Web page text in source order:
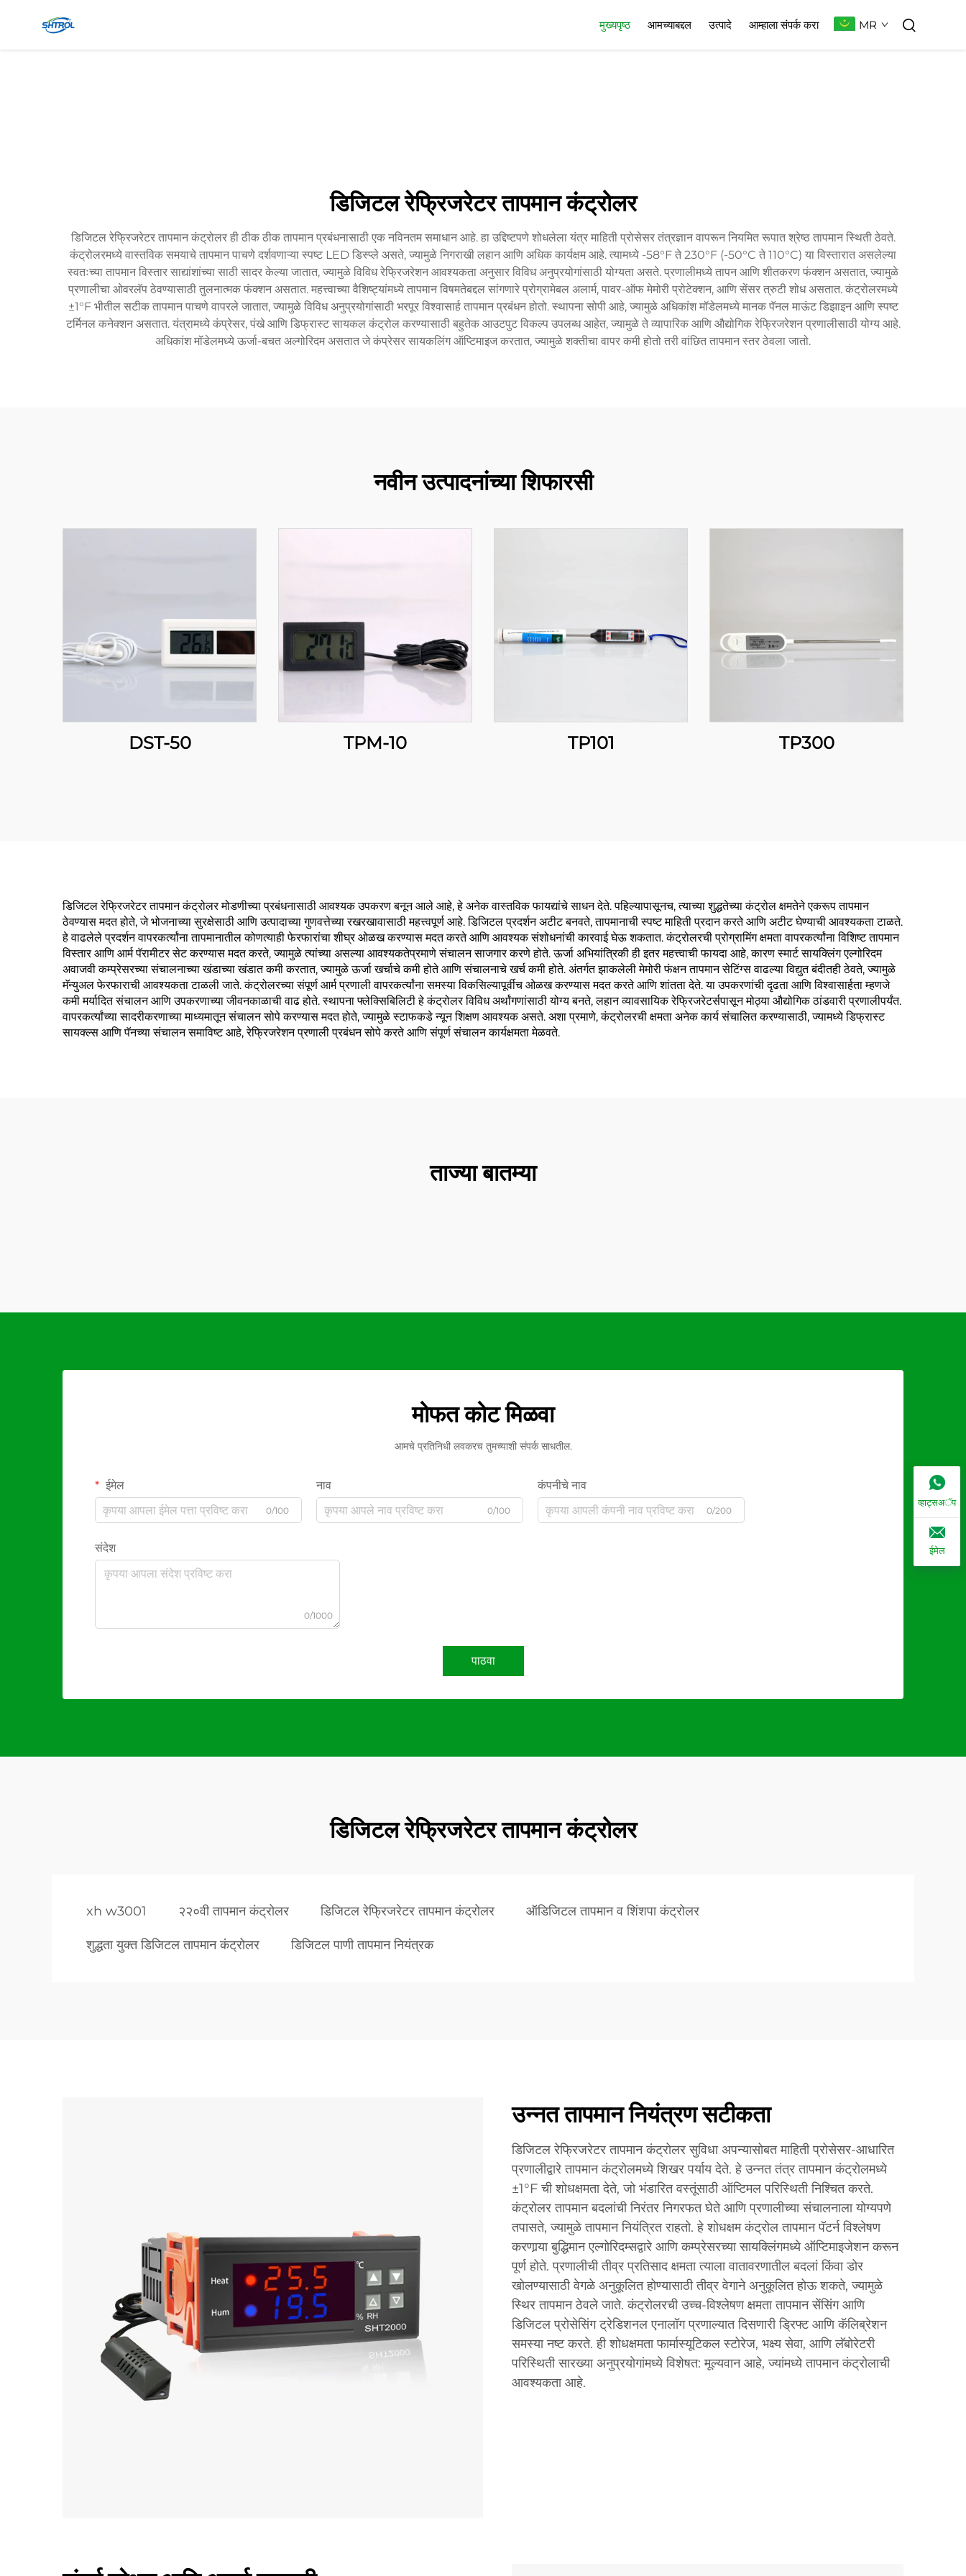
मुख्यपृष्ठ आमच्याबद्दल उत्पादे आम्हाला संपर्क करा MR
डिजिटल रेफ्रिजरेटर तापमान कंट्रोलर
डिजिटल रेफ्रिजरेटर तापमान कंट्रोलर ही ठीक ठीक तापमान प्रबंधनासाठी एक नविनतम समाधान आहे. हा उद्दिष्टपणे शोधलेला यंत्र माहिती प्रोसेसर तंत्रज्ञान वापरून नियमित रूपात श्रेष्ठ तापमान स्थिती ठेवते.
कंट्रोलरमध्ये वास्तविक समयाचे तापमान पाचणे दर्शवणाऱ्या स्पष्ट LED डिस्प्ले असते, ज्यामुळे निगराखी लहान आणि अधिक कार्यक्षम आहे. त्यामध्ये -58°F ते 230°F (-50°C ते 110°C) या विस्तारात असलेल्या
स्वतःच्या तापमान विस्तार साद्यांशांच्या साठी सादर केल्या जातात, ज्यामुळे विविध रेफ्रिजरेशन आवश्यकता अनुसार विविध अनुप्रयोगांसाठी योग्यता असते. प्रणालीमध्ये तापन आणि शीतकरण फंक्शन असतात, ज्यामुळे
प्रणालीचा ओवरलॅप ठेवण्यासाठी तुलनात्मक फंक्शन असतात. महत्त्वाच्या वैशिष्ट्यांमध्ये तापमान विषमतेबद्दल सांगणारे प्रोग्रामेबल अलार्म, पावर-ऑफ मेमोरी प्रोटेक्शन, आणि सेंसर त्रुटी शोध असतात. कंट्रोलरमध्ये
±1°F भीतील सटीक तापमान पाचणे वापरले जातात, ज्यामुळे विविध अनुप्रयोगांसाठी भरपूर विश्वासार्ह तापमान प्रबंधन होतो. स्थापना सोपी आहे, ज्यामुळे अधिकांश मॉडेलमध्ये मानक पॅनल माऊंट डिझाइन आणि स्पष्ट
टर्मिनल कनेक्शन असतात. यंत्रामध्ये कंप्रेसर, पंखे आणि डिफ्रास्ट सायकल कंट्रोल करण्यासाठी बहुतेक आउटपुट विकल्प उपलब्ध आहेत, ज्यामुळे ते व्यापारिक आणि औद्योगिक रेफ्रिजरेशन प्रणालीसाठी योग्य आहे.
अधिकांश मॉडेलमध्ये ऊर्जा-बचत अल्गोरिदम असतात जे कंप्रेसर सायकलिंग ऑप्टिमाइज करतात, ज्यामुळे शक्तीचा वापर कमी होतो तरी वांछित तापमान स्तर ठेवला जातो.
नवीन उत्पादनांच्या शिफारसी
DST-50 TPM-10 TP101 TP300
डिजिटल रेफ्रिजरेटर तापमान कंट्रोलर मोडणीच्या प्रबंधनासाठी आवश्यक उपकरण बनून आले आहे, हे अनेक वास्तविक फायद्यांचे साधन देते. पहिल्यापासूनच, त्याच्या शुद्धतेच्या कंट्रोल क्षमतेने एकरूप तापमान
ठेवण्यास मदत होते, जे भोजनाच्या सुरक्षेसाठी आणि उत्पादाच्या गुणवत्तेच्या रखरखावासाठी महत्त्वपूर्ण आहे. डिजिटल प्रदर्शन अटीट बनवते, तापमानाची स्पष्ट माहिती प्रदान करते आणि अटीट घेण्याची आवश्यकता टाळते.
हे वाढलेले प्रदर्शन वापरकर्त्यांना तापमानातील कोणत्याही फेरफारांचा शीघ्र ओळख करण्यास मदत करते आणि आवश्यक संशोधनांची कारवाई घेऊ शकतात. कंट्रोलरची प्रोग्रामिंग क्षमता वापरकर्त्यांना विशिष्ट तापमान
विस्तार आणि आर्म पॅरामीटर सेट करण्यास मदत करते, ज्यामुळे त्यांच्या असल्या आवश्यकतेप्रमाणे संचालन साजगार करणे होते. ऊर्जा अभियांत्रिकी ही इतर महत्त्वाची फायदा आहे, कारण स्मार्ट सायक्लिंग एल्गोरिदम
अवाजवी कम्प्रेसरच्या संचालनाच्या खंडाच्या खंडात कमी करतात, ज्यामुळे ऊर्जा खर्चाचे कमी होते आणि संचालनाचे खर्च कमी होते. अंतर्गत झाकलेली मेमोरी फंक्षन तापमान सेटिंग्स वाढल्या विद्युत बंदीतही ठेवते, ज्यामुळे
मॅन्युअल फेरफाराची आवश्यकता टाळली जाते. कंट्रोलरच्या संपूर्ण आर्म प्रणाली वापरकर्त्यांना समस्या विकसिल्यापूर्वीच ओळख करण्यास मदत करते आणि शांतता देते. या उपकरणांची दृढता आणि विश्वासार्हता म्हणजे
कमी मर्यादित संचालन आणि उपकरणाच्या जीवनकाळाची वाढ होते. स्थापना फ्लेक्सिबिलिटी हे कंट्रोलर विविध अर्थांगणांसाठी योग्य बनते, लहान व्यावसायिक रेफ्रिजरेटर्सपासून मोठ्या औद्योगिक ठांडवारी प्रणालीपर्यंत.
वापरकर्त्यांच्या सादरीकरणाच्या माध्यमातून संचालन सोपे करण्यास मदत होते, ज्यामुळे स्टाफकडे न्यून शिक्षण आवश्यक असते. अशा प्रमाणे, कंट्रोलरची क्षमता अनेक कार्य संचालित करण्यासाठी, ज्यामध्ये डिफ्रास्ट
सायक्ल्स आणि पॅनच्या संचालन समाविष्ट आहे, रेफ्रिजरेशन प्रणाली प्रबंधन सोपे करते आणि संपूर्ण संचालन कार्यक्षमता मेळवते.
ताज्या बातम्या
मोफत कोट मिळवा
आमचे प्रतिनिधी लवकरच तुमच्याशी संपर्क साधतील.
ईमेल
0/100
नाव
0/100
कंपनीचे नाव
0/200
संदेश
0/1000
पाठवा
डिजिटल रेफ्रिजरेटर तापमान कंट्रोलर
xh w3001 २२०वी तापमान कंट्रोलर डिजिटल रेफ्रिजरेटर तापमान कंट्रोलर ऑडिजिटल तापमान व शिंशपा कंट्रोलर
शुद्धता युक्त डिजिटल तापमान कंट्रोलर डिजिटल पाणी तापमान नियंत्रक
उन्नत तापमान नियंत्रण सटीकता
डिजिटल रेफ्रिजरेटर तापमान कंट्रोलर सुविधा अपन्यासोबत माहिती प्रोसेसर-आधारित
प्रणालीद्वारे तापमान कंट्रोलमध्ये शिखर पर्याय देते. हे उन्नत तंत्र तापमान कंट्रोलमध्ये
±1°F ची शोधक्षमता देते, जो भंडारित वस्तूंसाठी ऑप्टिमल परिस्थिती निश्चित करते.
कंट्रोलर तापमान बदलांची निरंतर निगरफत घेते आणि प्रणालीच्या संचालनाला योग्यपणे
तपासते, ज्यामुळे तापमान नियंत्रित राहतो. हे शोधक्षम कंट्रोल तापमान पॅटर्न विश्लेषण
करणार्‍या बुद्धिमान एल्गोरिदम्सद्वारे आणि कम्प्रेसरच्या सायक्लिंगमध्ये ऑप्टिमाइजेशन करून
पूर्ण होते. प्रणालीची तीव्र प्रतिसाद क्षमता त्याला वातावरणातील बदलां किंवा डोर
खोलण्यासाठी वेगळे अनुकूलित होण्यासाठी तीव्र वेगाने अनुकूलित होऊ शकते, ज्यामुळे
स्थिर तापमान ठेवले जाते. कंट्रोलरची उच्च-विश्लेषण क्षमता तापमान सेंसिंग आणि
डिजिटल प्रोसेसिंग ट्रेडिशनल एनालॉग प्रणाल्यात दिसणारी ड्रिफ्ट आणि कॅलिब्रेशन
समस्या नष्ट करते. ही शोधक्षमता फार्मास्यूटिकल स्टोरेज, भक्ष्य सेवा, आणि लॅबोरेटरी
परिस्थिती सारख्या अनुप्रयोगांमध्ये विशेषत: मूल्यवान आहे, ज्यांमध्ये तापमान कंट्रोलाची
आवश्यकता आहे.
व्हाट्सअॅप
ईमेल